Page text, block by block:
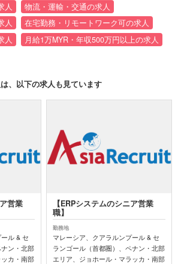
人
物流・運輸・交通の求人
人
在宅勤務・リモートワーク可の求人
人
月給1万MYR・年収500万円以上の求人
、以下の求人も見ています
営業
ル & セ
ン・北部
カ・南部
【ERPシステムのシニア営業
職】
勤務地
マレーシア、クアラルンプール & セ
ランゴール（首都圏）、ペナン・北部
エリア、ジョホール・マラッカ・南部